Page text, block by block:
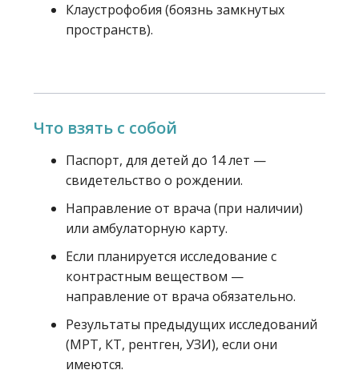
Клаустрофобия (боязнь замкнутых
пространств).
Что взять с собой
Паспорт, для детей до 14 лет —
свидетельство о рождении.
Направление от врача (при наличии)
или амбулаторную карту.
Если планируется исследование с
контрастным веществом —
направление от врача обязательно.
Результаты предыдущих исследований
(МРТ, КТ, рентген, УЗИ), если они
имеются.